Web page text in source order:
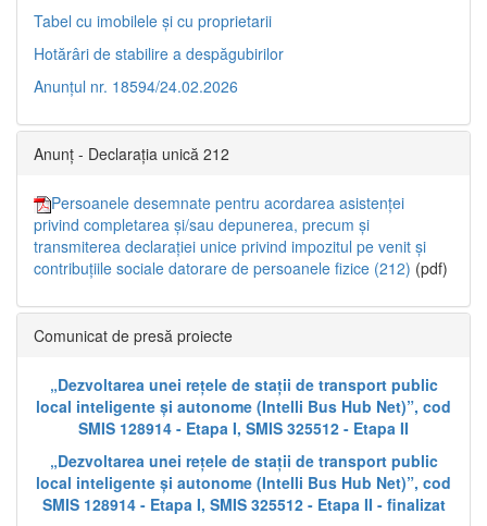
Tabel cu imobilele și cu proprietarii
Hotărâri de stabilire a despăgubirilor
Anunțul nr. 18594/24.02.2026
Anunț - Declarația unică 212
Persoanele desemnate pentru acordarea asistenței
privind completarea și/sau depunerea, precum și
transmiterea declarației unice privind impozitul pe venit și
contribuțiile sociale datorare de persoanele fizice (212) (pdf)
Comunicat de presă proiecte
„Dezvoltarea unei rețele de stații de transport public
local inteligente și autonome (Intelli Bus Hub Net)”, cod
SMIS 128914 - Etapa I, SMIS 325512 - Etapa II
„Dezvoltarea unei rețele de stații de transport public
local inteligente și autonome (Intelli Bus Hub Net)”, cod
SMIS 128914 - Etapa I, SMIS 325512 - Etapa II - finalizat